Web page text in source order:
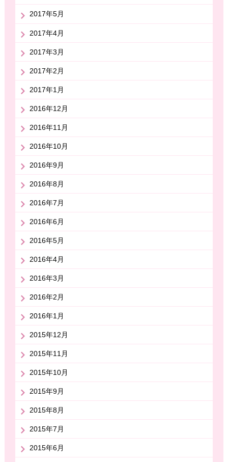
2017年5月
2017年4月
2017年3月
2017年2月
2017年1月
2016年12月
2016年11月
2016年10月
2016年9月
2016年8月
2016年7月
2016年6月
2016年5月
2016年4月
2016年3月
2016年2月
2016年1月
2015年12月
2015年11月
2015年10月
2015年9月
2015年8月
2015年7月
2015年6月